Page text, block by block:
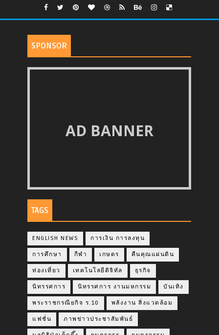
SPONSOR
AD BANNER
TAGS
ENGLISH NEWS การเงิน การลงทุน
การศึกษา กีฬา เกษตร คืนคุณแผ่นดิน
ท่องเที่ยว เทคโนโลยีดิจิทัล ธุรกิจ
นิทรรศการ นิทรรศการ งานมหกรรม บันเทิง
พระราชกรณียกิจ ร.10 พลังงาน สิ่งแวดล้อม
แฟชั่น ภาพข่าวประชาสัมพันธ์